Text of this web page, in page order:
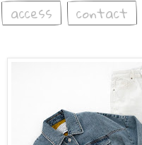
access
contact